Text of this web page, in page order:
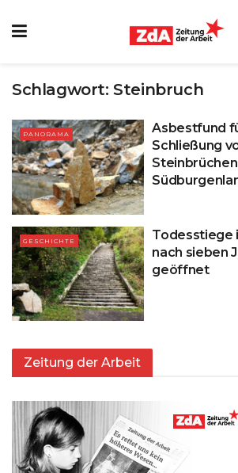
Schlagwort: Steinbruch
PANORAMA
Asbestfund
Schließung
GESCHICHTE
Todesstiege
nach sieben
geöffnet
Zeitung der Arbeit